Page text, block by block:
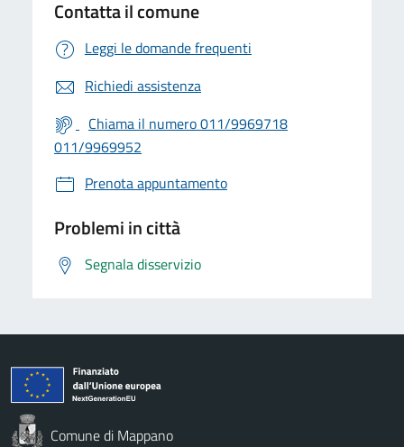
Contatta il comune
Leggi le domande frequenti
Richiedi assistenza
Chiama il numero 011/9969718
011/9969952
Prenota appuntamento
Problemi in città
Segnala disservizio
Comune di Mappano